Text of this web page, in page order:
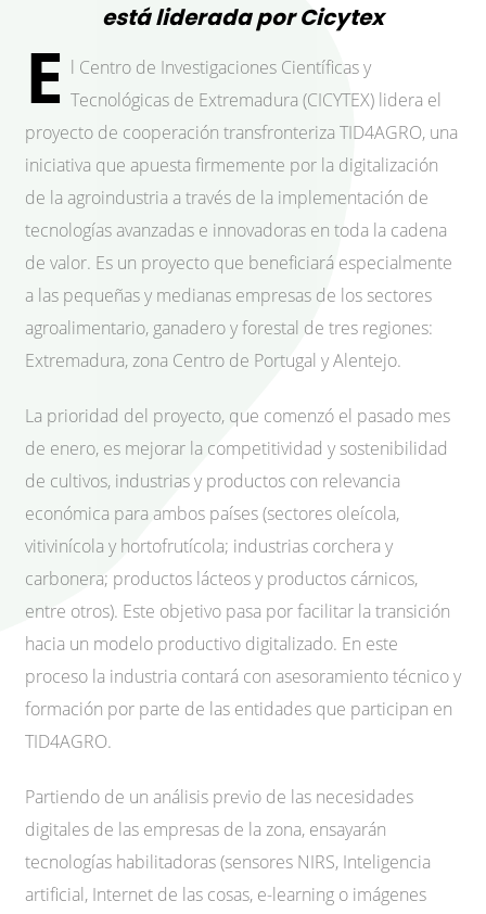
está liderada por Cicytex
E l Centro de Investigaciones Científicas y
Tecnológicas de Extremadura (CICYTEX) lidera el
proyecto de cooperación transfronteriza TID4AGRO, una
iniciativa que apuesta firmemente por la digitalización
de la agroindustria a través de la implementación de
tecnologías avanzadas e innovadoras en toda la cadena
de valor. Es un proyecto que beneficiará especialmente
a las pequeñas y medianas empresas de los sectores
agroalimentario, ganadero y forestal de tres regiones:
Extremadura, zona Centro de Portugal y Alentejo.
La prioridad del proyecto, que comenzó el pasado mes
de enero, es mejorar la competitividad y sostenibilidad
de cultivos, industrias y productos con relevancia
económica para ambos países (sectores oleícola,
vitivinícola y hortofrutícola; industrias corchera y
carbonera; productos lácteos y productos cárnicos,
entre otros). Este objetivo pasa por facilitar la transición
hacia un modelo productivo digitalizado. En este
proceso la industria contará con asesoramiento técnico y
formación por parte de las entidades que participan en
TID4AGRO.
Partiendo de un análisis previo de las necesidades
digitales de las empresas de la zona, ensayarán
tecnologías habilitadoras (sensores NIRS, Inteligencia
artificial, Internet de las cosas, e-learning o imágenes